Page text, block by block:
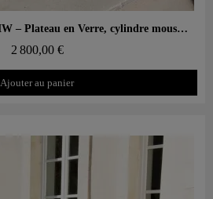
Aperçu rapide Table basse design XL MW – Plateau en Verre, cylindre mousse alvéolaire
2 800,00 €
Ajouter au panier